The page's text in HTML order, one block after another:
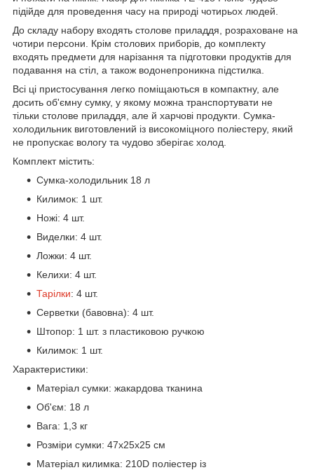
підійде для проведення часу на природі чотирьох людей.
До складу набору входять столове приладдя, розраховане на
чотири персони. Крім столових приборів, до комплекту
входять предмети для нарізання та підготовки продуктів для
подавання на стіл, а також водонепроникна підстилка.
Всі ці пристосування легко поміщаються в компактну, але
досить об'ємну сумку, у якому можна транспортувати не
тільки столове приладдя, але й харчові продукти. Сумка-
холодильник виготовлений із високоміцного поліестеру, який
не пропускає вологу та чудово зберігає холод.
Комплект містить:
Сумка-холодильник 18 л
Килимок: 1 шт.
Ножі: 4 шт.
Виделки: 4 шт.
Ложки: 4 шт.
Келихи: 4 шт.
Тарілки: 4 шт.
Серветки (бавовна): 4 шт.
Штопор: 1 шт. з пластиковою ручкою
Килимок: 1 шт.
Характеристики:
Матеріал сумки: жакардова тканина
Об'єм: 18 л
Вага: 1,3 кг
Розміри сумки: 47х25х25 см
Матеріал килимка: 210D поліестер із